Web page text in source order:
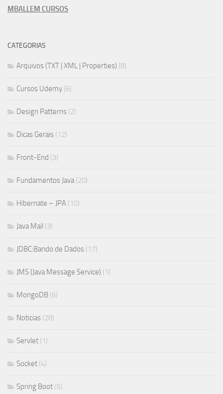
MBALLEM CURSOS
CATEGORIAS
Arquivos (TXT | XML | Properties) (8)
Cursos Udemy (6)
Design Patterns (2)
Dicas Gerais (12)
Front-End (3)
Fundamentos Java (20)
Hibernate – JPA (10)
Java Mail (3)
JDBC:Bando de Dados (17)
JMS (Java Message Service) (1)
MongoDB (6)
Noticias (28)
Servlet (1)
Socket (4)
Spring Boot (5)